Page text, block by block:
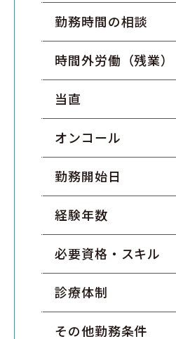
勤務時間の相談
時間外労働（残業）
当直
オンコール
勤務開始日
経験年数
必要資格・スキル
診療体制
その他勤務条件